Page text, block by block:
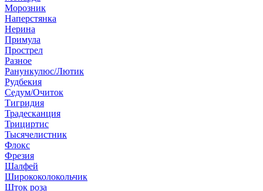
Морозник
Наперстянка
Нерина
Примула
Прострел
Разное
Ранункулюс/Лютик
Рудбекия
Седум/Очиток
Тигридия
Традесканция
Трициртис
Тысячелистник
Флокс
Фрезия
Шалфей
Ширококолокольчик
Шток роза